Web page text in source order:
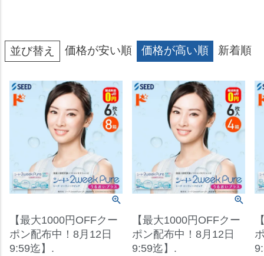
並び替え 価格が安い順 価格が高い順 新着順
【最大1000円OFFクー
ポン配布中！8月12日
9:59迄】.
【最大1000円OFFクー
ポン配布中！8月12日
9:59迄】.